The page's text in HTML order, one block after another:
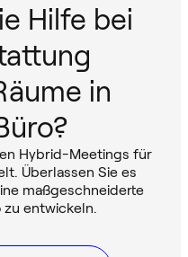
Hilfe bei
in
Hybrid-Meetings für
Überlassen Sie es
maßgeschneiderte
entwickeln.